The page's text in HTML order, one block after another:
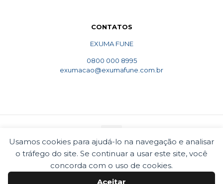
Usamos cookies para ajudá-lo na navegação e analisar
o tráfego do site. Se continuar a usar este site, você
concorda com o uso de cookies.
Aceitar
CONTATOS
EXUMA FUNE
0800 000 8995
exumacao@exumafune.com.br
© 2010 Exumafune. Todos direitos reservados- Ligue
0800 000 8995. Exumações de ossos em todo o Brasil.
Termos e condições
Politica de privacidade